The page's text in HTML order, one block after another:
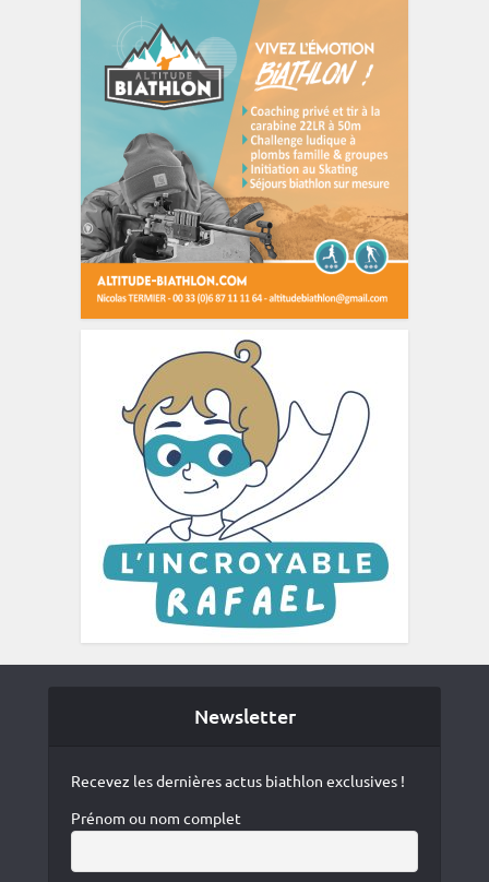
Newsletter
Recevez les dernières actus biathlon exclusives !
Prénom ou nom complet